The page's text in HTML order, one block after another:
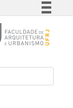
BR
à informação